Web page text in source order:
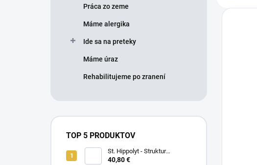
Práca zo zeme
Máme alergika
Ide sa na preteky
Máme úraz
Rehabilitujeme po zranení
TOP 5 PRODUKTOV
St. Hippolyt - Struktur
Energetikum
40,80 €